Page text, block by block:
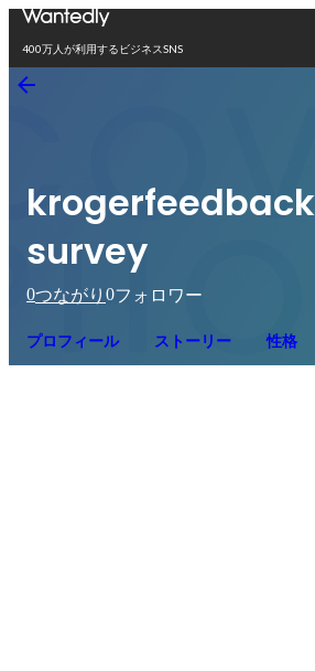
400万人が利用するビジネスSNS
krogerfeedback
survey
0つながり 0フォロワー
プロフィール ストーリー 性格